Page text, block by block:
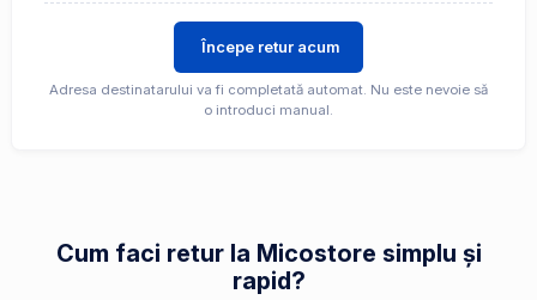
Începe retur acum
Adresa destinatarului va fi completată automat. Nu este nevoie să
o introduci manual.
Cum faci retur la Micostore simplu și
rapid?